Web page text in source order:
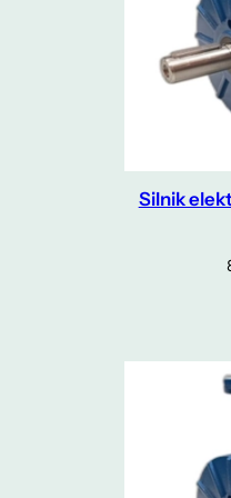
Silnik